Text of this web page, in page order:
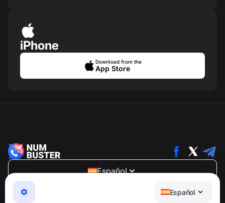
Español
iPhone
Download from the
App Store
Español
NumBuster © 2013—2026 ·
support@numbuster.com
Una aplicación fácil de usar que te protege de estafas